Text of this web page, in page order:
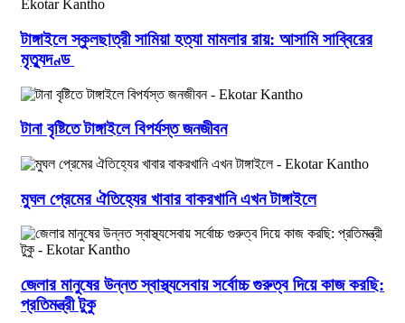
টাঙ্গাইলে স্কুলছাত্রী সামিয়া হত্যা মামলার রায়: আসামি সাব্বিরের
মৃত্যুদণ্ড
টানা বৃষ্টিতে টাঙ্গাইলে বিপর্যস্ত জনজীবন
মুঘল প্রেমের ঐতিহ্যের খাবার বাকরখানি এখন টাঙ্গাইলে
জেলার মানুষের উন্নত স্বাস্থ্যসেবায় সর্বোচ্চ গুরুত্ব দিয়ে কাজ করছি:
প্রতিমন্ত্রী টুকু